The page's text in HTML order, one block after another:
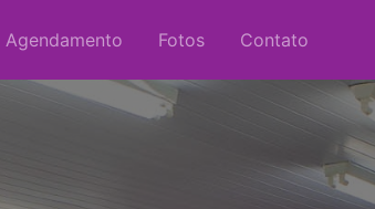
Agendamento Fotos Contato